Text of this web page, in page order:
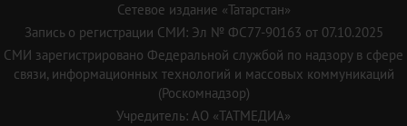
Сетевое издание «Татарстан»
Запись о регистрации СМИ: Эл № ФС77-90163 от 07.10.2025
СМИ зарегистрировано Федеральной службой по надзору в сфере
связи, информационных технологий и массовых коммуникаций
(Роскомнадзор)
Учредитель: АО «ТАТМЕДИА»